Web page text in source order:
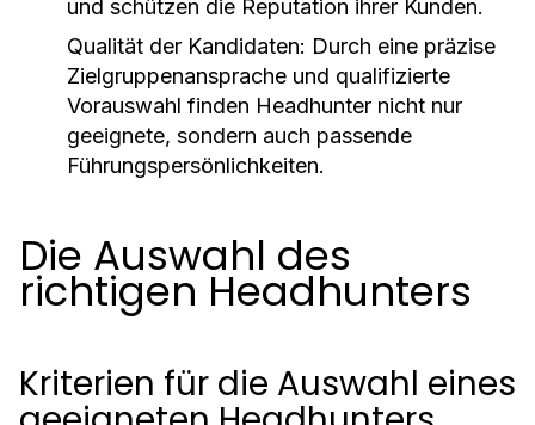
und schützen die Reputation ihrer Kunden.
Qualität der Kandidaten: Durch eine präzise
Zielgruppenansprache und qualifizierte
Vorauswahl finden Headhunter nicht nur
geeignete, sondern auch passende
Führungspersönlichkeiten.
Die Auswahl des
richtigen Headhunters
Kriterien für die Auswahl eines